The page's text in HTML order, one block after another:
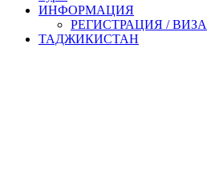
ИНФОРМАЦИЯ
РЕГИСТРАЦИЯ / ВИЗА
ТАДЖИКИСТАН